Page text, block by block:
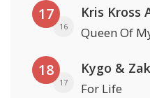
17
16
Kris Kross
Queen Of
18
17
Kygo &
For Life